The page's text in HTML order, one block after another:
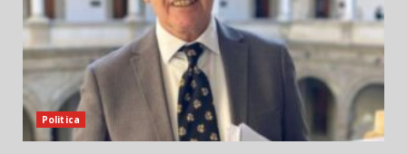
Politica